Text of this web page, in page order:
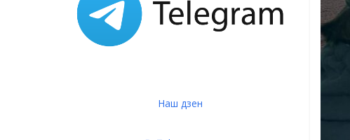
Наш дзен